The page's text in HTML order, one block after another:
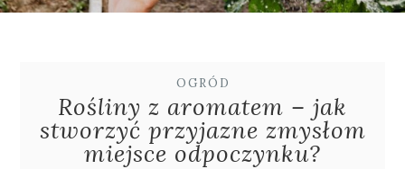
OGRÓD
Rośliny z aromatem – jak
stworzyć przyjazne zmysłom
miejsce odpoczynku?